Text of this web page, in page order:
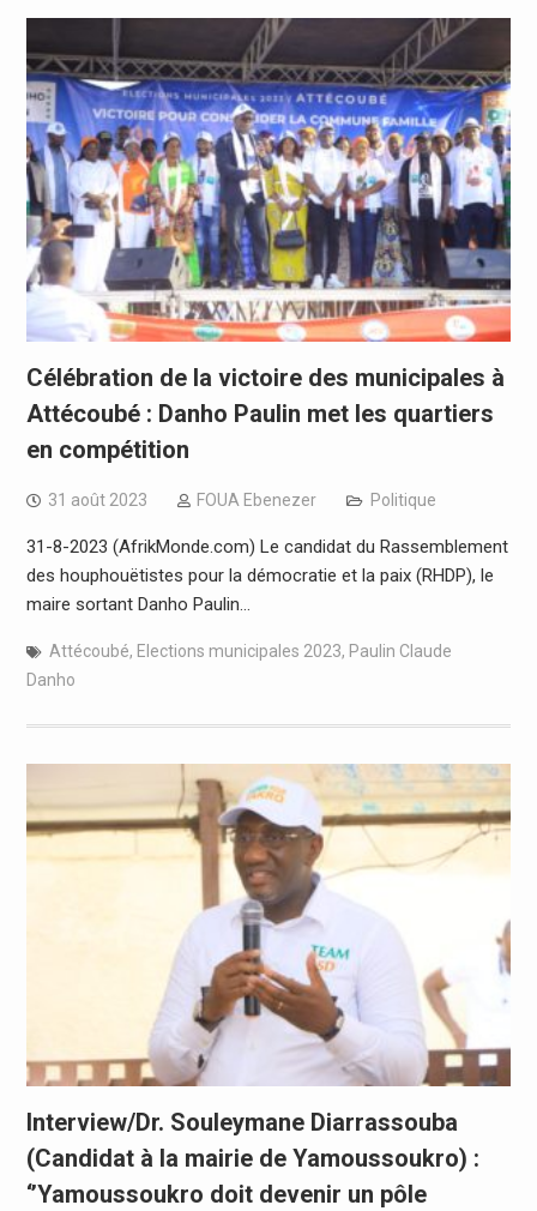
Célébration de la victoire des municipales à
Attécoubé : Danho Paulin met les quartiers
en compétition
31 août 2023 FOUA Ebenezer Politique
31-8-2023 (AfrikMonde.com) Le candidat du Rassemblement
des houphouëtistes pour la démocratie et la paix (RHDP), le
maire sortant Danho Paulin…
Attécoubé, Elections municipales 2023, Paulin Claude
Danho
Interview/Dr. Souleymane Diarrassouba
(Candidat à la mairie de Yamoussoukro) :
‘’Yamoussoukro doit devenir un pôle